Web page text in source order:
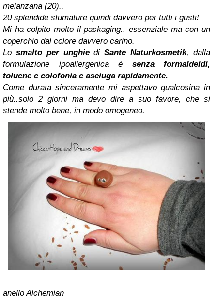
melanzana (20)..
20 splendide sfumature quindi davvero per tutti i gusti!
Mi ha colpito molto il packaging.. essenziale ma con un
coperchio dal colore davvero carino.
Lo smalto per unghiediSante Naturkosmetik, dalla
formulazione ipoallergenica è senza formaldeidi,
toluene e colofonia e asciuga rapidamente.
Come durata sinceramente mi aspettavo qualcosina in
più..solo 2 giorni ma devo dire a suo favore, che si
stende molto bene, in modo omogeneo.
anello Alchemian